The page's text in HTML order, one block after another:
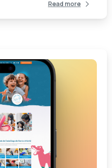
Read more